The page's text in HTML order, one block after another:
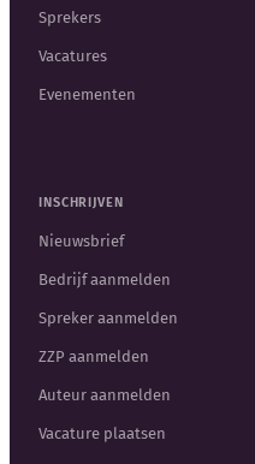
Sprekers
Vacatures
Evenementen
INSCHRIJVEN
Nieuwsbrief
Bedrijf aanmelden
Spreker aanmelden
ZZP aanmelden
Auteur aanmelden
Vacature plaatsen